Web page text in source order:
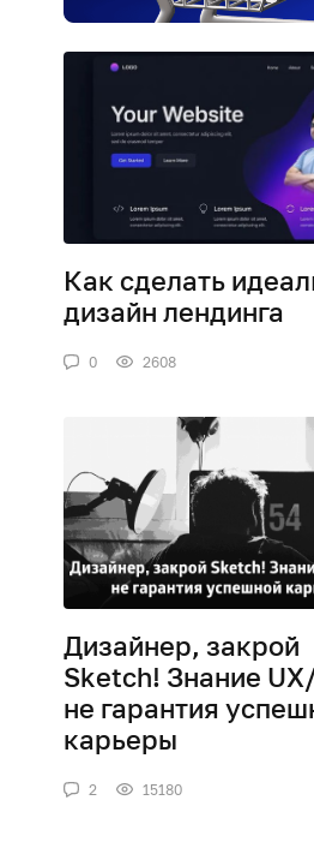
Как сделать
дизайн лендинга
0 2608
Дизайнер, закрой
Sketch! Знание
не гарантия
карьеры
2 15180